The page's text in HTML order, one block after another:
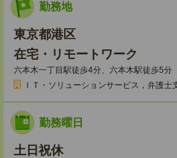
勤務地
東京都港区
在宅・リモートワーク
六本木一丁目駅徒歩4分、六本木駅徒歩5分
ＩＴ・ソリューションサービス，弁護士
勤務曜日
土日祝休